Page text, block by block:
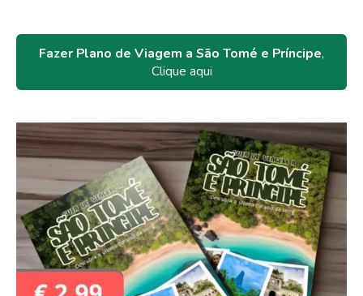
Fazer Plano de Viagem a São Tomé e Príncipe,
Clique aqui